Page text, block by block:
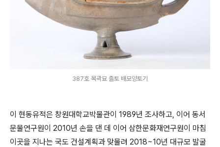
387호 목곽묘 출토 배모양토기
이 현동유적은 창원대학교박물관이 1989년 조사하고, 이어 동서
문물연구원이 2010년 손을 댄 데 이어 삼한문화재연구원이 마침
이곳을 지나는 국도 건설계획과 맞물려 2018~10년 대규모 발굴